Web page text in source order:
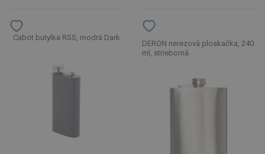
Cabot butylka RSS, modrá Dark
DERON nerezová ploskačka, 240
ml, strieborná